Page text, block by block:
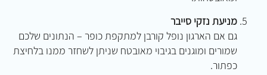
מניעת נזקי סייבר
גם אם הארגון נופל קורבן למתקפת כופר – הנתונים שלכם
שמורים ומוגנים בגיבוי מאובטח שניתן לשחזר ממנו בלחיצת
כפתור.